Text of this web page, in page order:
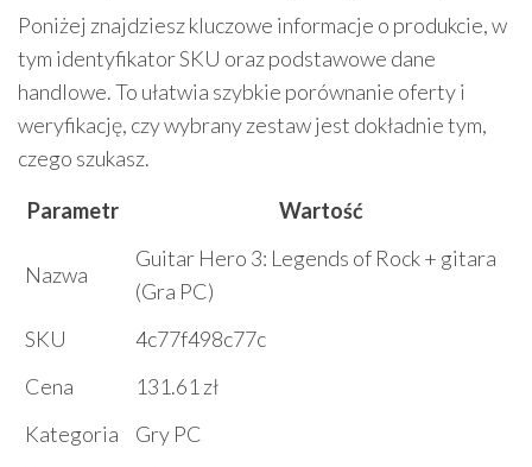
Poniżej znajdziesz kluczowe informacje o produkcie, w
tym identyfikator SKU oraz podstawowe dane
handlowe. To ułatwia szybkie porównanie oferty i
weryfikację, czy wybrany zestaw jest dokładnie tym,
czego szukasz.
Parametr
Wartość
Nazwa
Guitar Hero 3: Legends of Rock + gitara
(Gra PC)
SKU
4c77f498c77c
Cena
131.61 zł
Kategoria
Gry PC